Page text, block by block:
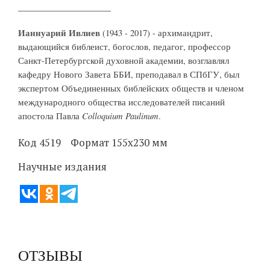
Ианнуарий Ивлиев (1943 - 2017) - архимандрит,
выдающийся библеист, богослов, педагог, профессор
Санкт-Петербургской духовной академии, возглавлял
кафедру Нового Завета ББИ, преподавал в СПбГУ, был
экспертом Объединенных библейских обществ и членом
международного общества исследователей писаний
апостола Павла Colloquium Paulinum.
Код 4519 Формат 155х230 мм
Научные издания
ОТЗЫВЫ